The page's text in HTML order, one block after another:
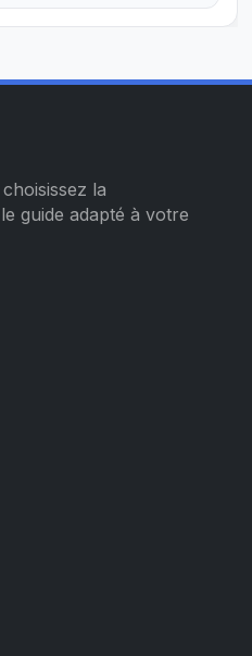
la
guide adapté à votre